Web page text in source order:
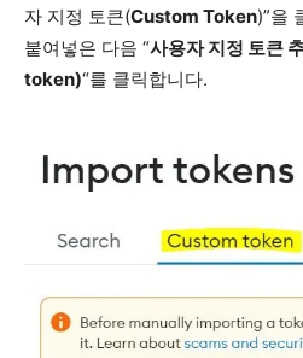
자 지정 토큰(Custom Token)”을
붙여넣은 다음 “사용자 지정 토큰
token)“를 클릭합니다.